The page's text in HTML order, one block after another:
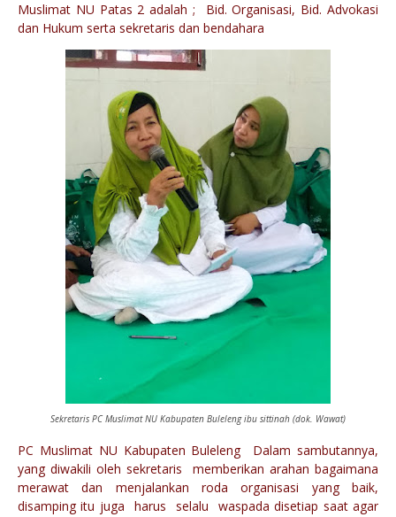
Muslimat NU Patas 2 adalah ; Bid. Organisasi, Bid. Advokasi
dan Hukum serta sekretaris dan bendahara
Sekretaris PC Muslimat NU Kabupaten Buleleng ibu sittinah (dok. Wawat)
PC Muslimat NU Kabupaten Buleleng Dalam sambutannya,
yang diwakili oleh sekretaris memberikan arahan bagaimana
merawat dan menjalankan roda organisasi yang baik,
disamping itu juga harus selalu waspada disetiap saat agar